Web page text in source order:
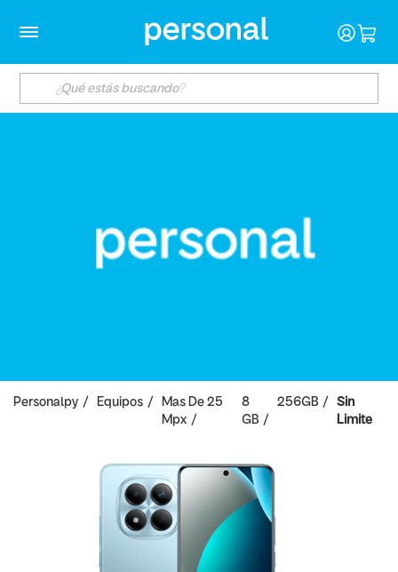
Personalpy Equipos
Mas De 25
Mpx
8
GB
256GB
Sin
Limite